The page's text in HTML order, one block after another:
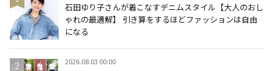
石田ゆり子さんが着こなすデニムスタイル【大人のおし
ゃれの最適解】 引き算をするほどファッションは自由
になる
2026.08.03 00:00